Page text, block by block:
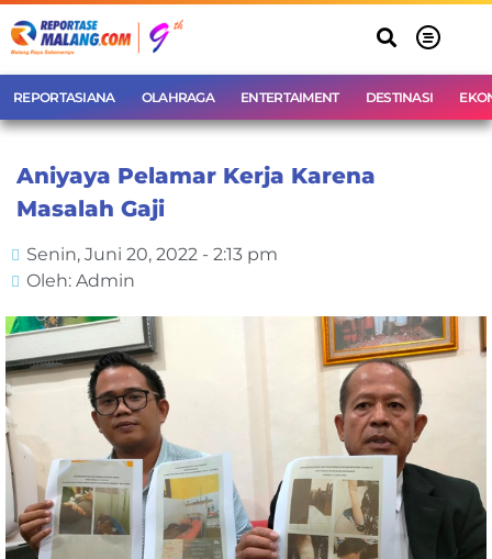
REPORTASIANA OLAHRAGA ENTERTAIMENT DESTINASI
Aniyaya Pelamar Kerja Karena
Masalah Gaji
Senin, Juni 20, 2022 - 2:13 pm
Oleh: Admin